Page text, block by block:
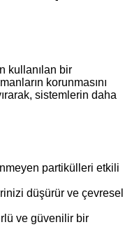
kullanılan bir
korunmasını
sistemlerin daha
partikülleri etkili
düşürür ve çevresel
ve güvenilir bir